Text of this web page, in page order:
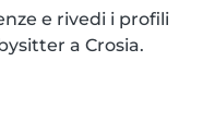
e rivedi i profili
a Crosia.